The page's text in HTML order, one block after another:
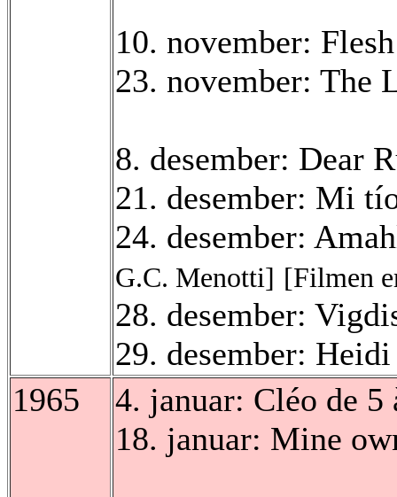
10. november:
23. november: The
8. desember: Dear
21. desember: Mi
24. desember:
G.C. Menotti] [Filmen
28. desember:
29. desember:
1965
4. januar: Cléo de
18. januar: Mine